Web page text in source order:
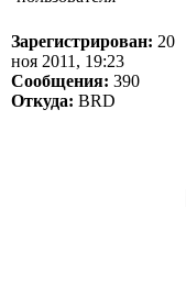
Зарегистрирован: 20
ноя 2011, 19:23
Сообщения: 390
Откуда: BRD